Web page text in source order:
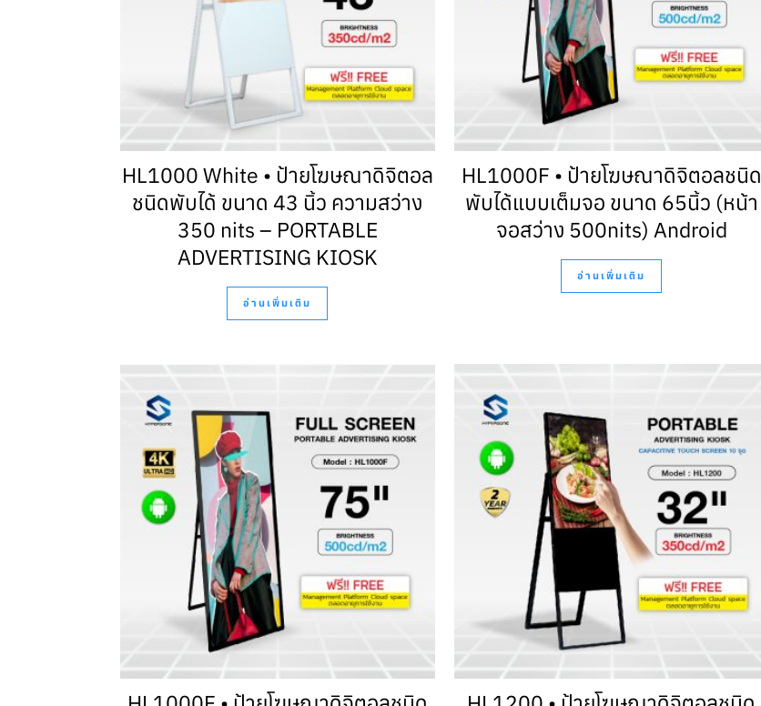
HL1000 White • ป้ายโฆษณาดิจิตอล
ชนิดพับได้ ขนาด 43 นิ้ว ความสว่าง
350 nits – PORTABLE
ADVERTISING KIOSK
อ่านเพิ่มเติม
HL1000F • ป้ายโฆษณาดิจิตอลชนิด
พับได้แบบเต็มจอ ขนาด 65นิ้ว (หน้า
จอสว่าง 500nits) Android
อ่านเพิ่มเติม